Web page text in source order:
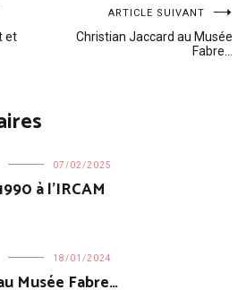
et
ARTICLE SUIVANT
Christian Jaccard au Musée
Fabre…
07/02/2025
à l’IRCAM
18/01/2024
Musée Fabre…